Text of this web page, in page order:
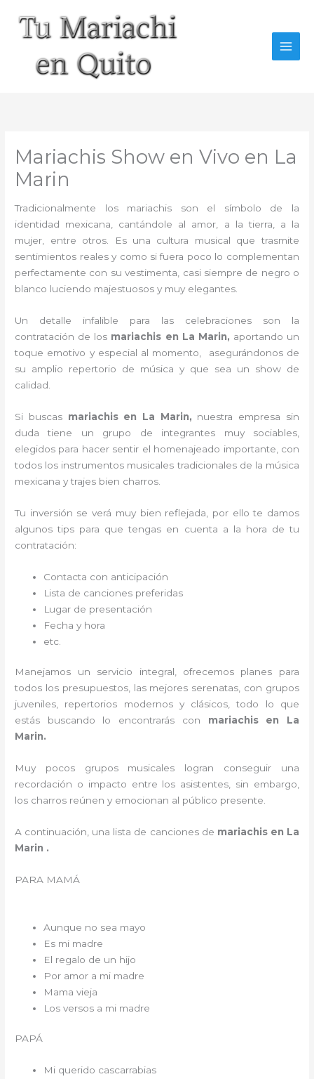
contenido
Mariachis Show en Vivo en La
Marin
Tradicionalmente los mariachis son el símbolo de la
identidad mexicana, cantándole al amor, a la tierra, a la
mujer, entre otros. Es una cultura musical que trasmite
sentimientos reales y como si fuera poco lo complementan
perfectamente con su vestimenta, casi siempre de negro o
blanco luciendo majestuosos y muy elegantes.
Un detalle infalible para las celebraciones son la
contratación de los mariachis en La Marin, aportando un
toque emotivo y especial al momento, asegurándonos de
su amplio repertorio de música y que sea un show de
calidad.
Si buscas mariachis en La Marin, nuestra empresa
sin
duda tiene un grupo de integrantes muy sociables,
elegidos para hacer sentir el homenajeado importante, con
todos los instrumentos musicales tradicionales de la música
mexicana y trajes bien charros.
Tu inversión se verá muy bien reflejada, por ello te damos
algunos tips para que tengas en cuenta a la hora de tu
contratación:
Contacta con anticipación
Lista de canciones preferidas
Lugar de presentación
Fecha y hora
etc.
Manejamos un servicio integral, ofrecemos planes para
todos los presupuestos, las mejores serenatas, con grupos
juveniles, repertorios modernos y clásicos, todo lo que
estás buscando lo encontrarás con mariachis en La
Marin.
Muy pocos grupos musicales logran conseguir una
recordación o impacto entre los asistentes, sin embargo,
los charros reúnen y emocionan al público presente.
A continuación, una lista de canciones de mariachis en La
Marin .
PARA MAMÁ
Aunque no sea mayo
Es mi madre
El regalo de un hijo
Por amor a mi madre
Mama vieja
Los versos a mi madre
PAPÁ
Mi querido cascarrabias